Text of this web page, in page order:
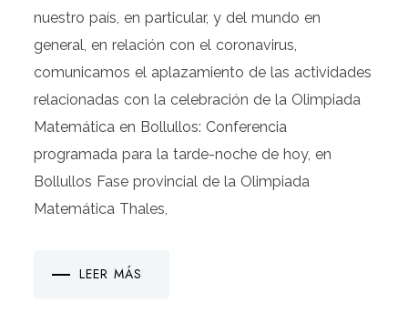
nuestro país, en particular, y del mundo en
general, en relación con el coronavirus,
comunicamos el aplazamiento de las actividades
relacionadas con la celebración de la Olimpiada
Matemática en Bollullos: Conferencia
programada para la tarde-noche de hoy, en
Bollullos Fase provincial de la Olimpiada
Matemática Thales,
LEER MÁS